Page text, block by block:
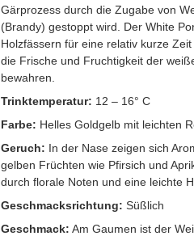
Gärprozess durch die Zugabe von
(Brandy) gestoppt wird. Der White
Holzfässern für eine relativ kurze
die Frische und Fruchtigkeit der
bewahren.
Trinktemperatur: 12 – 16° C
Farbe: Helles Goldgelb mit leichten
Geruch: In der Nase zeigen sich
gelben Früchten wie Pfirsich und
durch florale Noten und eine leichte
Geschmacksrichtung: Süßlich
Geschmack: Am Gaumen ist der